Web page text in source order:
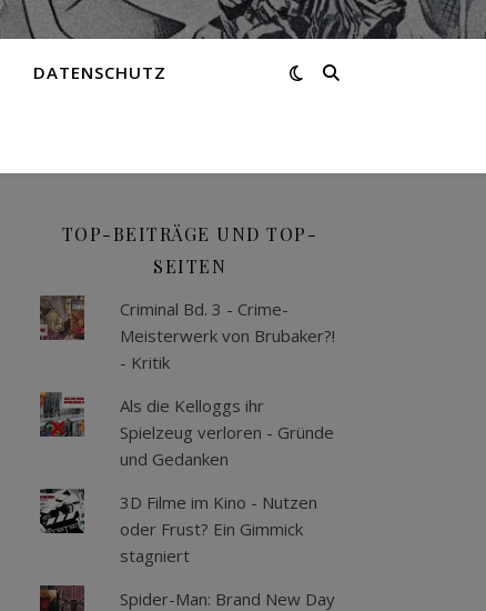
DATENSCHUTZ
TOP-BEITRÄGE UND TOP-
SEITEN
Criminal Bd. 3 - Crime-
Meisterwerk von Brubaker?!
- Kritik
Als die Kelloggs ihr
Spielzeug verloren - Gründe
und Gedanken
3D Filme im Kino - Nutzen
oder Frust? Ein Gimmick
stagniert
Spider-Man: Brand New Day